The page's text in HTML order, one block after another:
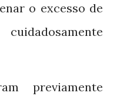
o excesso de
previamente